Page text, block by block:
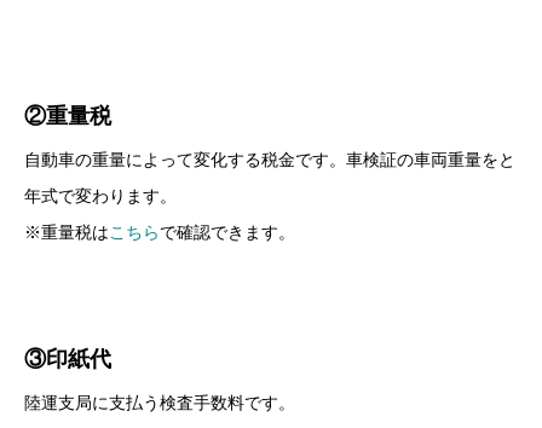
②重量税
自動車の重量によって変化する税金です。車検証の車両重量をと
年式で変わります。
※重量税はこちらで確認できます。
③印紙代
陸運支局に支払う検査手数料です。